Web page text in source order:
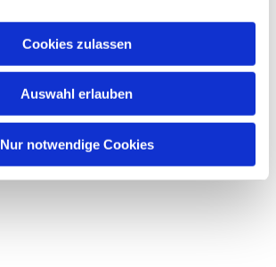
Cookies zulassen
Auswahl erlauben
Nur notwendige Cookies